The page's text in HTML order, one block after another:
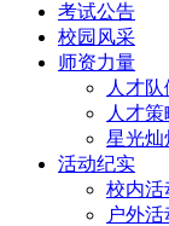
考试公告
校园风采
师资力量
人才队
人才策
星光灿
活动纪实
校内活
户外活